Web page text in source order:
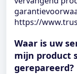
https://
Waar is uw
mijn product
gerepareerd?